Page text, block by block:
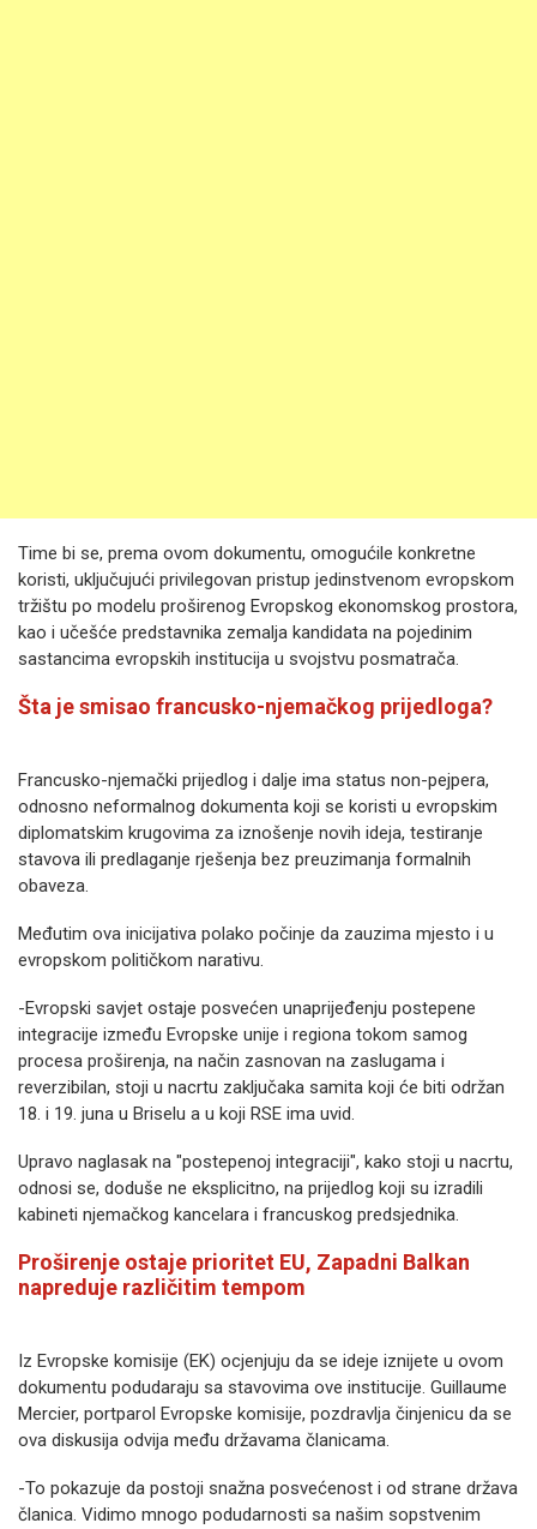
Time bi se, prema ovom dokumentu, omogućile konkretne
koristi, uključujući privilegovan pristup jedinstvenom evropskom
tržištu po modelu proširenog Evropskog ekonomskog prostora,
kao i učešće predstavnika zemalja kandidata na pojedinim
sastancima evropskih institucija u svojstvu posmatrača.
Šta je smisao francusko-njemačkog prijedloga?
Francusko-njemački prijedlog i dalje ima status non-pejpera,
odnosno neformalnog dokumenta koji se koristi u evropskim
diplomatskim krugovima za iznošenje novih ideja, testiranje
stavova ili predlaganje rješenja bez preuzimanja formalnih
obaveza.
Međutim ova inicijativa polako počinje da zauzima mjesto i u
evropskom političkom narativu.
-Evropski savjet ostaje posvećen unaprijeđenju postepene
integracije između Evropske unije i regiona tokom samog
procesa proširenja, na način zasnovan na zaslugama i
reverzibilan, stoji u nacrtu zaključaka samita koji će biti održan
18. i 19. juna u Briselu a u koji RSE ima uvid.
Upravo naglasak na "postepenoj integraciji", kako stoji u nacrtu,
odnosi se, doduše ne eksplicitno, na prijedlog koji su izradili
kabineti njemačkog kancelara i francuskog predsjednika.
Proširenje ostaje prioritet EU, Zapadni Balkan
napreduje različitim tempom
Iz Evropske komisije (EK) ocjenjuju da se ideje iznijete u ovom
dokumentu podudaraju sa stavovima ove institucije. Guillaume
Mercier, portparol Evropske komisije, pozdravlja činjenicu da se
ova diskusija odvija među državama članicama.
-To pokazuje da postoji snažna posvećenost i od strane država
članica. Vidimo mnogo podudarnosti sa našim sopstvenim